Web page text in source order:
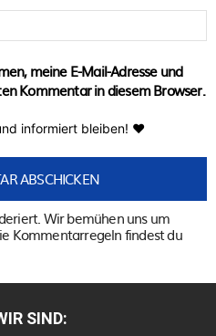
meine E-Mail-Adresse und
Kommentar in diesem Browser.
informiert bleiben! ♥
Wir bemühen uns um
Kommentarregeln findest du
SIND: